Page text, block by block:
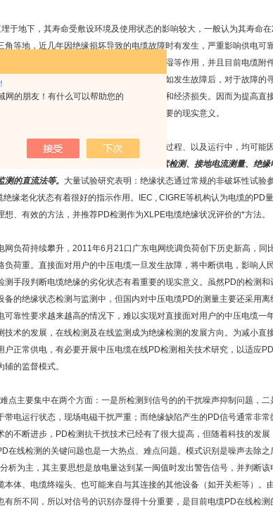
网的朋友！有什么可以帮助您的
于地下，其寿命受敷设环境及使用状态的影响较大，一般认为其寿命
等地，近几年因绝缘损坏导致的电缆故障时有发生，严重影响供电可
路负荷一般较重，长期受高温、高电压、潮湿等作用，并且目前电缆附
了很多好处，但同时也带来了一些不变，如发生故障后，对于故障的
成极大的冲击，并带来难以估计的社会影响和经济损失。因而为提高直
检测手段判断电缆绝缘的劣化状态有着重要的现实意义。
场敷设、电缆终端及中间接头的安装与制作过程、以及运行中，均可能
状态的检测方有：
PD检测、介质损耗因素检测、接地电流测量、绝缘
的直流法等。 大量试验研究表明：绝缘状态通过常规的非破坏性试验
缘老化状态有着很好的指示作用。IEC , CIGRE等机构认为电缆的PD
、有效的方法，并推荐PD检测作为XLPE电缆绝缘状况评价的*方法。
网负荷持续攀升，2011年6月21口广东电网统调负荷创下历史新高，同
荷重。直接面对用户的中压电缆一旦发生故障，将中断供电，影响人
手段判断电缆绝缘的劣化状态有着重要的现实意义。虽然PD的检测和
备的绝缘状态检测与监测中，但国内对中压电缆PD的测量主要还采用
靠性要求越来越高的情况下，难以实现对直接面对用户的中压电缆一
技术的发展，在线检测及在线监测成为绝缘检测的发展方向。为减小直
正常供电，有必要开展中压电缆在线PD检测相关技术研究，以适应
的监督模式。
点主要集中在两个方面：一是所检测到信号的的干扰噪声抑制问题，二
带电运行状态，现场电磁干扰严重；而绝缘缺陷产生的PD信号通常非
的不断进步，PD检测抗干扰技术已经有了很大提高，但随着科技的发
在线检测的关键问题也是一大热点、难点问题。模式识别是噪声去除之
析为主，其主要思想是放电量达到某一闽值时发出警告信号，并判断
本体、电缆终端头、也可能来自与其连接的其他设备（如开关柜等）。
所不同，所以对信号的识别亦显得十分重要，是目前电缆PD在线检测